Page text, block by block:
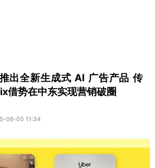
出全新生成式 AI 广告产品 传
借势在中东实现营销破圈
06-05 11:34